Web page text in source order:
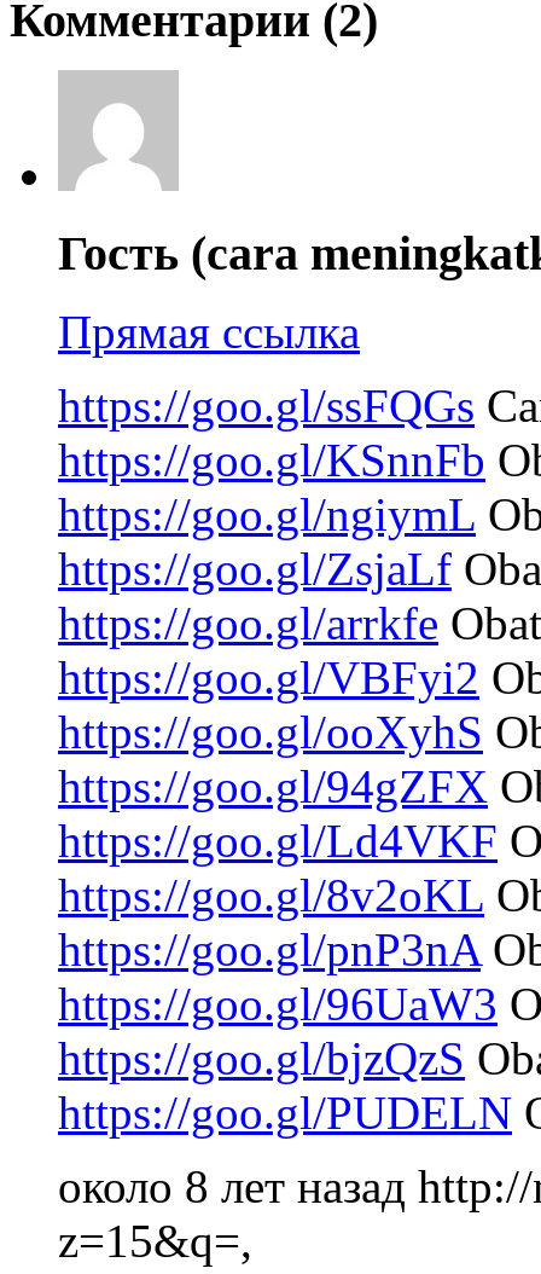
Комментарии (2)
Гость (cara
Прямая ссылка
https://goo.gl/ssFQGs
https://goo.gl/KSnnFb
https://goo.gl/ngiymL
https://goo.gl/ZsjaLf
https://goo.gl/arrkfe
https://goo.gl/VBFyi2
https://goo.gl/ooXyhS
https://goo.gl/94gZFX
https://goo.gl/Ld4VKF
https://goo.gl/8v2oKL
https://goo.gl/pnP3nA
https://goo.gl/96UaW3
https://goo.gl/bjzQzS
https://goo.gl/PUDELN
около 8 лет назад http://
z=15&q=,